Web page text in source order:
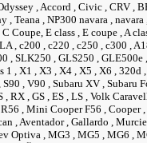
, Accord , Civic , CRV ,
, Teana , NP300 navara ,
Coupe, E class , E coupe , A
, c200 , c220 , c250 , c300 ,
, SLK250 , GLS250 , GLE500e
1 , X1 , X3 , X4 , X5 , X6 ,
, V90 , Subaru XV , Subaru
, RX , GS , ES , LS , Volk
, Mini Cooper F56 , Cooper
, Aventador , Gallardo ,
Optiva , MG3 , MG5 , MG6 ,